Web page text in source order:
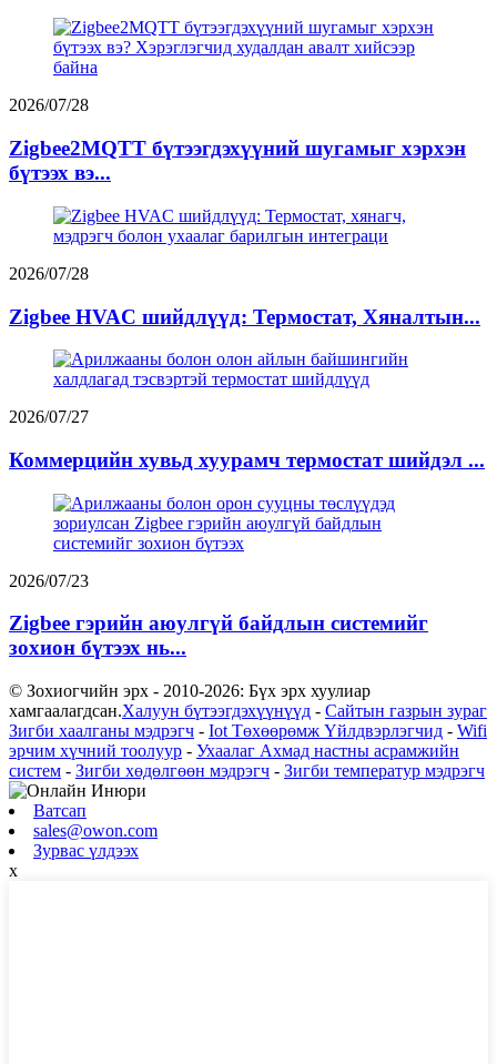
2026/07/28
Zigbee2MQTT бүтээгдэхүүний шугамыг хэрхэн
бүтээх вэ...
2026/07/28
Zigbee HVAC шийдлүүд: Термостат, Хяналтын...
2026/07/27
Коммерцийн хувьд хуурамч термостат шийдэл ...
2026/07/23
Zigbee гэрийн аюулгүй байдлын системийг
зохион бүтээх нь...
© Зохиогчийн эрх - 2010-2026: Бүх эрх хуулиар
хамгаалагдсан.Халуун бүтээгдэхүүнүүд - Сайтын газрын зураг
Зигби хаалганы мэдрэгч - Iot Төхөөрөмж Үйлдвэрлэгчид - Wifi
эрчим хүчний тоолуур - Ухаалаг Ахмад настны асрамжийн
систем - Зигби хөдөлгөөн мэдрэгч - Зигби температур мэдрэгч
Ватсап
sales@owon.com
Зурвас үлдээх
x